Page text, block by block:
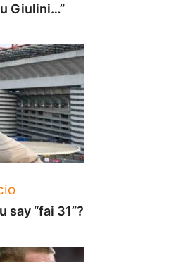
Giulini…”
say “fai 31”?